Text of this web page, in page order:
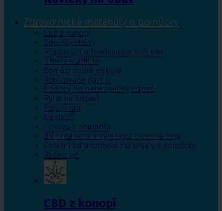
Zdravotnické materiály a pomůcky
CBD z konopí
Doplňky stravy
Přípravky na bradavice a kuří oka
Umělá sladidla
Domácí solné jeskyně
Pohlcovače pachu
Nádoby na nebezpečný odpad
Pytle na odpad
Hojení ran
Náplasti
Obvazy a obinadla
Buničitá vata a výrobky z buničité vaty
Ostatní zdravotnické materiály a pomůcky
Péče o oči
CBD z konopí